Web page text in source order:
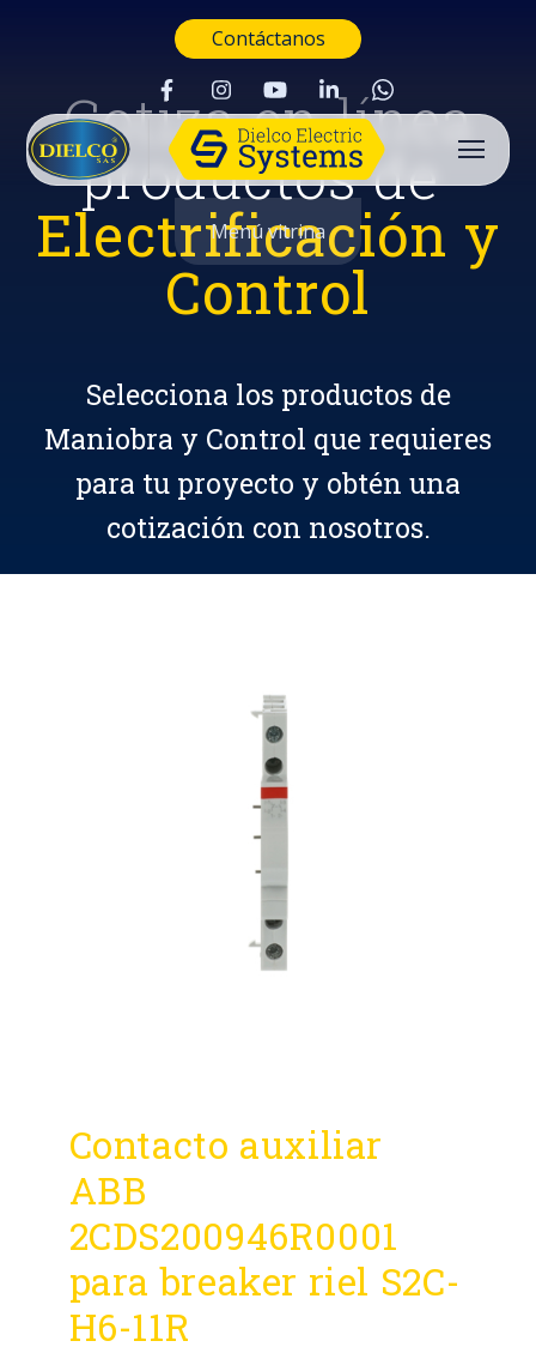
Contáctanos
Menú vitrina
Cotiza en línea
productos de
Electrificación y
Control
Selecciona los productos de
Maniobra y Control que requieres
para tu proyecto y obtén una
cotización con nosotros.
Contacto auxiliar
ABB
2CDS200946R0001
para breaker riel S2C-
H6-11R